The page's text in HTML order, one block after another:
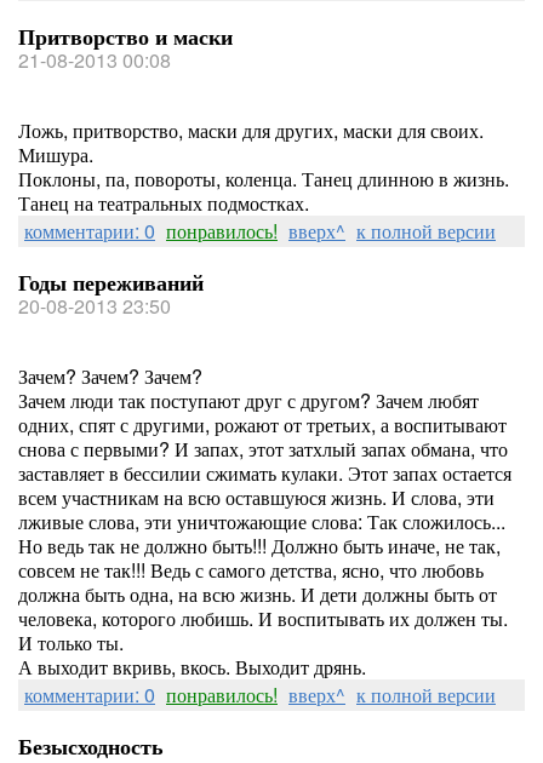
Притворство и маски
21-08-2013 00:08
Ложь, притворство, маски для других, маски для своих.
Мишура.
Поклоны, па, повороты, коленца. Танец длинною в жизнь.
Танец на театральных подмостках.
комментарии: 0 понравилось! вверх^ к полной версии
Годы переживаний
20-08-2013 23:50
Зачем? Зачем? Зачем?
Зачем люди так поступают друг с другом? Зачем любят
одних, спят с другими, рожают от третьих, а воспитывают
снова с первыми? И запах, этот затхлый запах обмана, что
заставляет в бессилии сжимать кулаки. Этот запах остается
всем участникам на всю оставшуюся жизнь. И слова, эти
лживые слова, эти уничтожающие слова: Так сложилось...
Но ведь так не должно быть!!! Должно быть иначе, не так,
совсем не так!!! Ведь с самого детства, ясно, что любовь
должна быть одна, на всю жизнь. И дети должны быть от
человека, которого любишь. И воспитывать их должен ты.
И только ты.
А выходит вкривь, вкось. Выходит дрянь.
комментарии: 0 понравилось! вверх^ к полной версии
Безысходность